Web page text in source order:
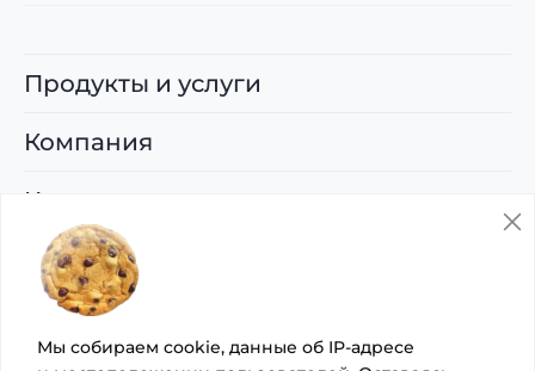
Продукты и услуги
Компания
Карьера
Поддержка
© 2026 ООО «Управляющая компания
«Артсофте»
Мы собираем cookie, данные об IP-адресе